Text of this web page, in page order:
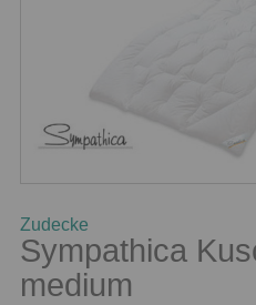
Zudecke
Sympathica
medium